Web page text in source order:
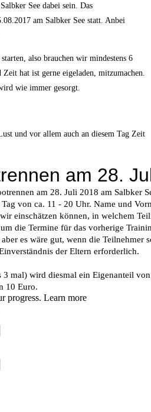
See dabei sein. Das
am Salbker See statt. Anbei
also brauchen wir mindestens 6
hat ist gerne eigeladen, mitzumachen.
wie immer gesorgt.
und vor allem auch an diesem Tag Zeit